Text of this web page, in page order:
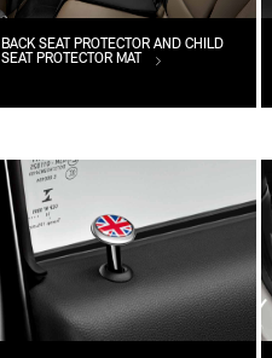
BACK SEAT PROTECTOR AND CHILD
SEAT PROTECTOR MAT